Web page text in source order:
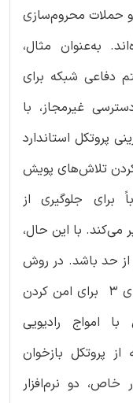
حملات محروم‌سازی
به‌عنوان مثال،
[11] یک سیستم دفاعی شبکه برای
غیرمجاز، با
پروتکل استاندارد
تلاش‌های پویش
جلوگیری از
می‌کند. با این حال،
از حد باشد. در روش
زیتا ، نرودا و وویتک [19]، از رزپری ‌پای 3 برای امن کردن
امواج رادیویی
پروتکل بازخوان
دو نرم‌افزار